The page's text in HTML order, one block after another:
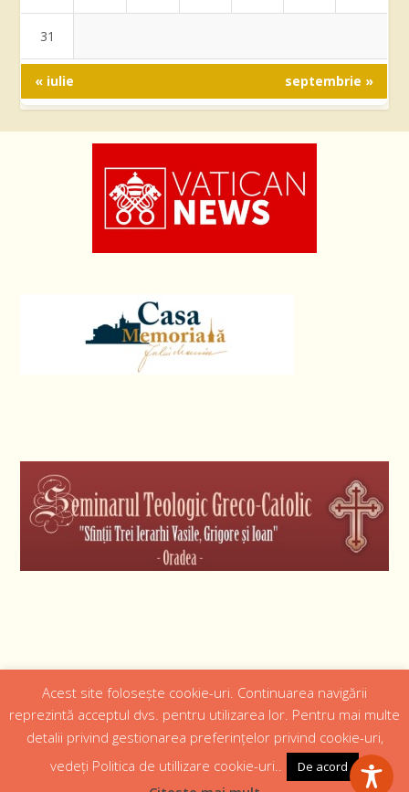
31
« iulie septembrie »
Designed byWeb Design 4Us Consulting |
Istoric Episcopul Institutii Media
Cateheza
Parteneri
Politică confidențialitate
Acest site folosește cookie-uri. Continuarea navigării
reprezintă acceptul dvs. pentru utilizarea lor. Pentru mai multe
detalii privind gestionarea preferințelor privind cookie-uri,
vedeți Politica de utillizare cookie-uri..
De acord